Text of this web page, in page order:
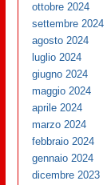
ottobre 2024
settembre 2024
agosto 2024
luglio 2024
giugno 2024
maggio 2024
aprile 2024
marzo 2024
febbraio 2024
gennaio 2024
dicembre 2023